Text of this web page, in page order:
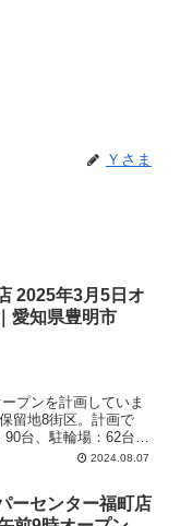
Ｙさま
2025年3月5日オ
愛知県豊明市
プンを計画していま
留地8街区。計画で
台、駐輪場：62台、
2024.08.07
ーセンター福町店